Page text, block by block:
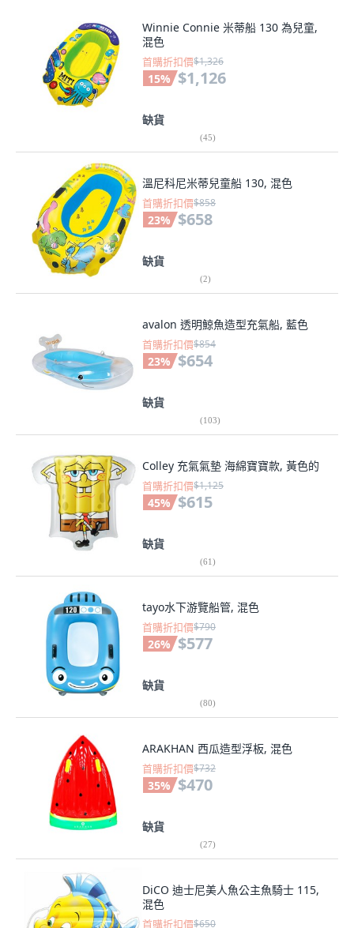
Winnie Connie 米蒂船 130 為兒童,
混色
首購折扣價$1,326
15% $1,126
缺貨
(45)
溫尼科尼米蒂兒童船 130, 混色
首購折扣價$858
23% $658
缺貨
(2)
avalon 透明鯨魚造型充氣船, 藍色
首購折扣價$854
23% $654
缺貨
(103)
Colley 充氣氣墊 海綿寶寶款, 黃色的
首購折扣價$1,125
45% $615
缺貨
(61)
tayo水下游覽船管, 混色
首購折扣價$790
26% $577
缺貨
(80)
ARAKHAN 西瓜造型浮板, 混色
首購折扣價$732
35% $470
缺貨
(27)
DiCO 迪士尼美人魚公主魚騎士 115,
混色
首購折扣價$650